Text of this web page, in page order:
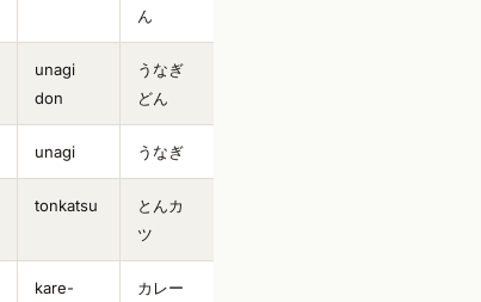
ん
unagi
don
うなぎ
どん
unagi うなぎ
tonkatsu
とんカ
ツ
kare- カレー